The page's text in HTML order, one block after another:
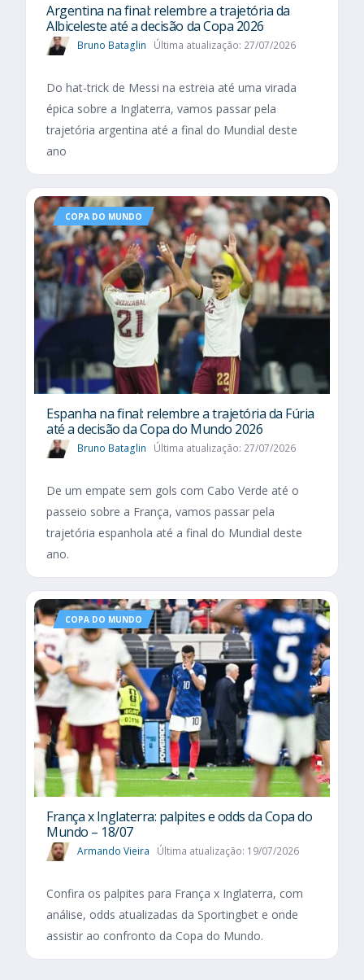
Argentina na final: relembre a trajetória da
Albiceleste até a decisão da Copa 2026
Bruno Bataglin Última atualização: 27/07/2026
Do hat-trick de Messi na estreia até uma virada
épica sobre a Inglaterra, vamos passar pela
trajetória argentina até a final do Mundial deste
ano
COPA DO MUNDO
Espanha na final: relembre a trajetória da Fúria
até a decisão da Copa do Mundo 2026
Bruno Bataglin Última atualização: 27/07/2026
De um empate sem gols com Cabo Verde até o
passeio sobre a França, vamos passar pela
trajetória espanhola até a final do Mundial deste
ano.
COPA DO MUNDO
França x Inglaterra: palpites e odds da Copa do
Mundo – 18/07
Armando Vieira Última atualização: 19/07/2026
Confira os palpites para França x Inglaterra, com
análise, odds atualizadas da Sportingbet e onde
assistir ao confronto da Copa do Mundo.